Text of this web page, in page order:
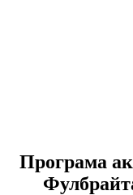
Програма